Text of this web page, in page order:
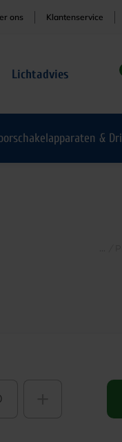
ons Klantenservice
Lichtadvies
&